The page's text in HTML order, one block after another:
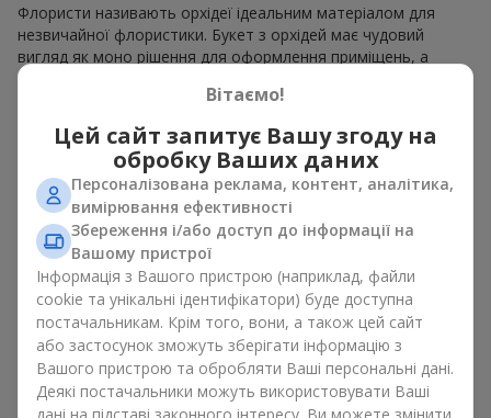
Флористи називають орхідеї ідеальним матеріалом для
незвичайної флористики. Букет з орхідей має чудовий
вигляд як моно рішення для оформлення приміщень, а
також як варіант міксу з іншими квітами, що зберігає свою
виразність у будь-якому форматі. Завдяки своїй структурі
орхідея дозволяє створювати композиції у класичному,
мінімалістичному або сучасному стилі. Букет з орхідей
виглядає ефектно як у камерних, так і в масштабних
роботах, а її розкішні суцвіття легко стають центральним
елементом композиції букет з орхідей. Залежно від
оформлення і сорту рослин різниться на орхідеї ціна.
Зважайте на це перш ніж замовити букет з орхідей.
Кому дарують орхідеї?
Букет з орхідей універсальний і може підійти будь-кому. Їх
даруютькоханим жінками,мамі,дівчині, дружині, сестрі,
подрузі, колезіабобізнес-партнеру. Сьогодні можна орхідеї
Вітаємо!
Цей сайт запитує Вашу згоду на
обробку Ваших даних
Персоналізована реклама, контент, аналітика,
вимірювання ефективності
Збереження і/або доступ до інформації на
Вашому пристрої
Інформація з Вашого пристрою (наприклад, файли
cookie та унікальні ідентифікатори) буде доступна
постачальникам. Крім того, вони, а також цей сайт
або застосунок зможуть зберігати інформацію з
Вашого пристрою та обробляти Ваші персональні дані.
Деякі постачальники можуть використовувати Ваші